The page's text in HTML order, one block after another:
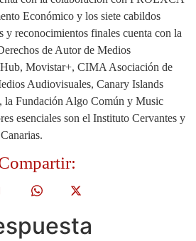
Económico y los siete cabildos
y reconocimientos finales cuenta con la
de Autor de Medios
Movistar+, CIMA Asociación de
Audiovisuales, Canary Islands
la Fundación Algo Común y Music
esenciales son el Instituto Cervantes y